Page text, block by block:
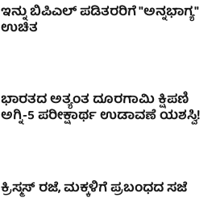
ಇನ್ನು ಬಿಪಿಎಲ್ ಪಡಿತರರಿಗೆ "ಅನ್ನಭಾಗ್ಯ"
ಉಚಿತ
ಭಾರತದ ಅತ್ಯಂತ ದೂರಗಾಮಿ ಕ್ಷಿಪಣಿ
ಅಗ್ನಿ-5 ಪರೀಕ್ಷಾರ್ಥ ಉಡಾವಣೆ ಯಶಸ್ವಿ!
ಕ್ರಿಸ್ಮಸ್ ರಜೆ, ಮಕ್ಕಳಿಗೆ ಪ್ರಬಂಧದ ಸಜೆ